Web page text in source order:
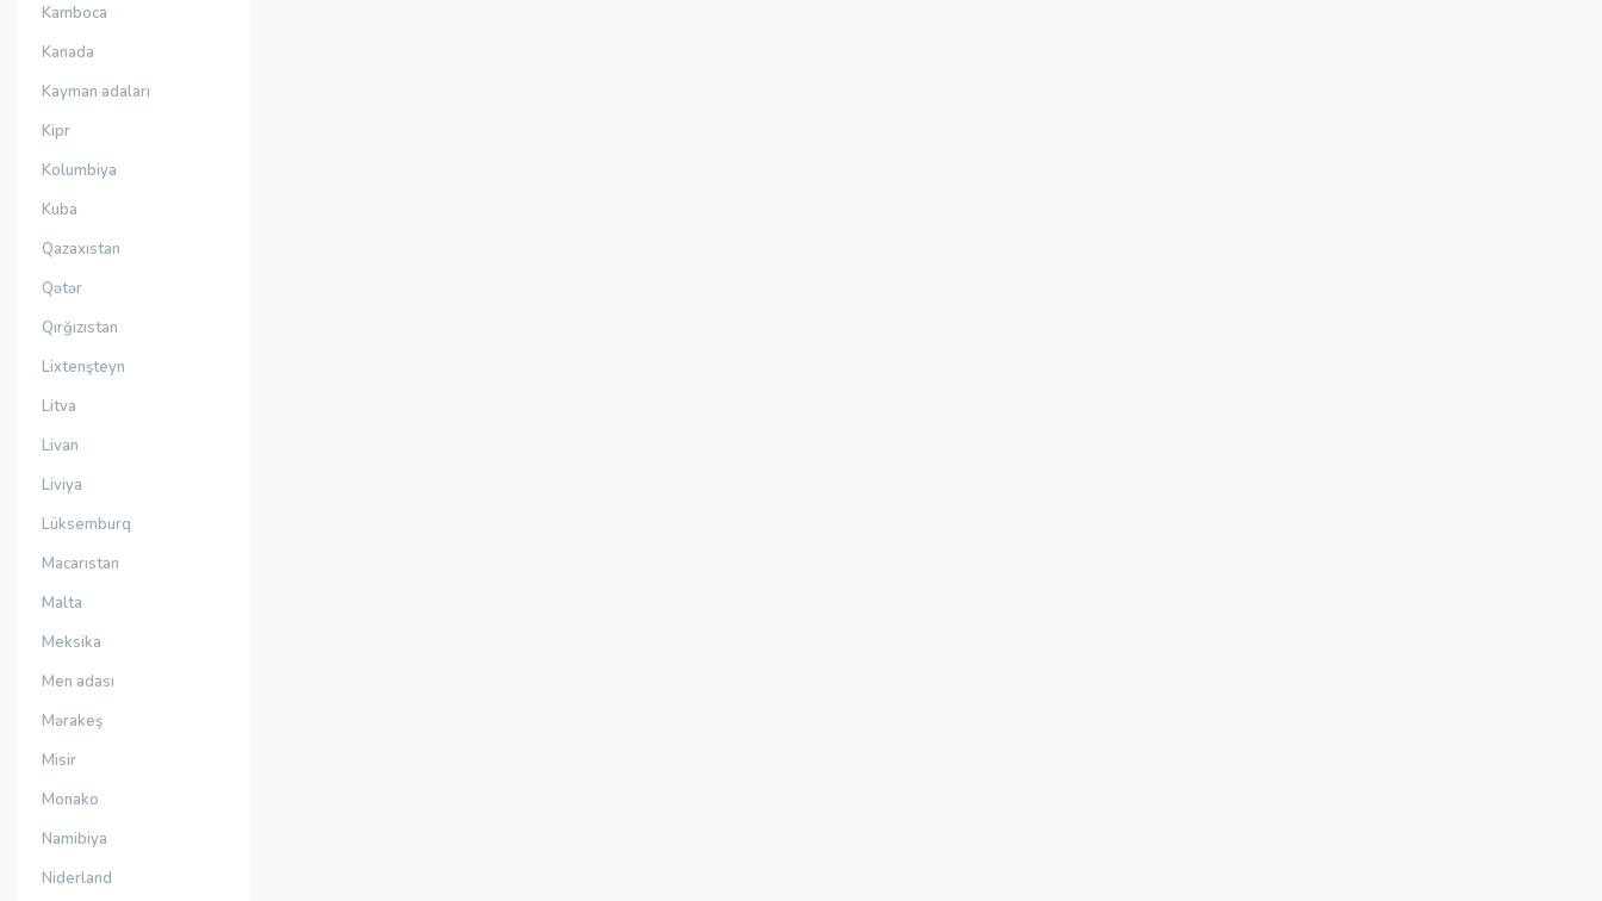
Kamboca
Kanada
Kayman adaları
Kipr
Kolumbiya
Kuba
Qazaxıstan
Qətər
Qırğızıstan
Lixtenşteyn
Litva
Livan
Liviya
Lüksemburq
Macarıstan
Malta
Meksika
Men adası
Mərakeş
Misir
Monako
Namibiya
Niderland